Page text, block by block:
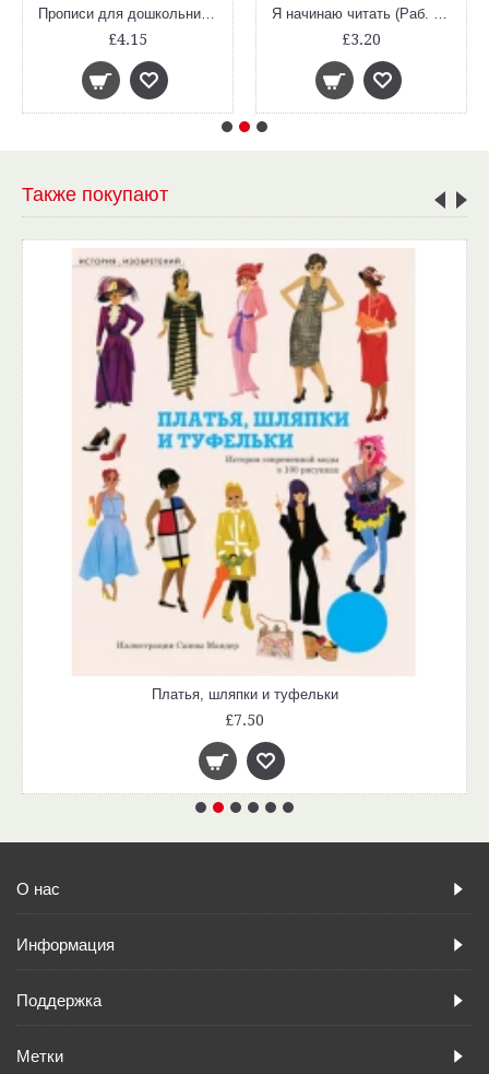
£4.15 £3.20
Также покупают
Платья, шляпки и туфельки
£7.50
О нас
Информация
Поддержка
Метки